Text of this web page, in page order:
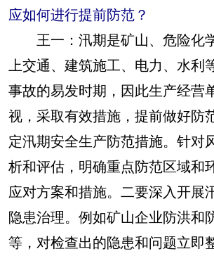
应如何进行提前防范？
王一： 汛期是矿山、危险化
上交通、建筑施工、电力、水利
事故的易发时期，因此生产经营
视，采取有效措施，提前做好防
定汛期安全生产防范措施。针对
析和评估，明确重点防范区域和
应对方案和措施。二要深入开展
隐患治理。例如矿山企业防洪和
等，对检查出的隐患和问题立即